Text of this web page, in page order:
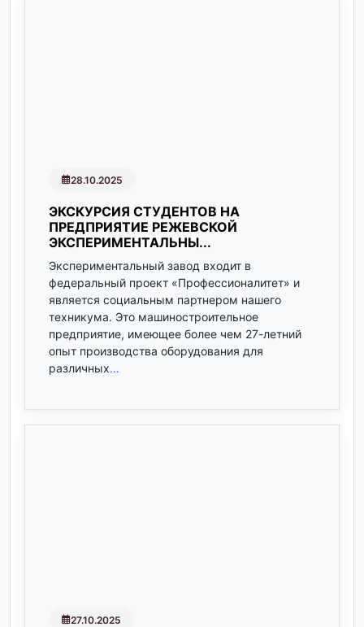
28.10.2025
ЭКСКУРСИЯ СТУДЕНТОВ НА
ПРЕДПРИЯТИЕ РЕЖЕВСКОЙ
ЭКСПЕРИМЕНТАЛЬНЫ...
Экспериментальный завод входит в
федеральный проект «Професcионалитет» и
является социальным партнером нашего
техникума. Это машиностроительное
предприятие, имеющее более чем 27-летний
опыт производства оборудования для
различных…
27.10.2025